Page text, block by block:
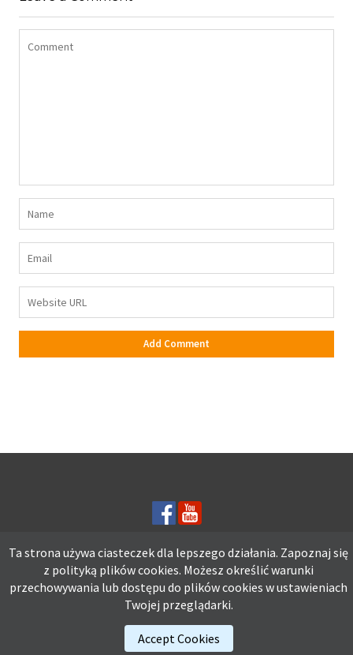
Ta strona używa ciasteczek dla lepszego działania. Zapoznaj się z
polityką plikówcookies.Możesz określić warunki przechowywania lub
dostępu do plików cookies w ustawieniach Twojej przeglądarki.
Ta strona używa ciasteczek dla lepszego działania. Zapoznaj się
z polityką plikówcookies. Możesz określić warunki
przechowywania lub dostępu do plików cookies w ustawieniach
Twojej przeglądarki.
Accept Cookies